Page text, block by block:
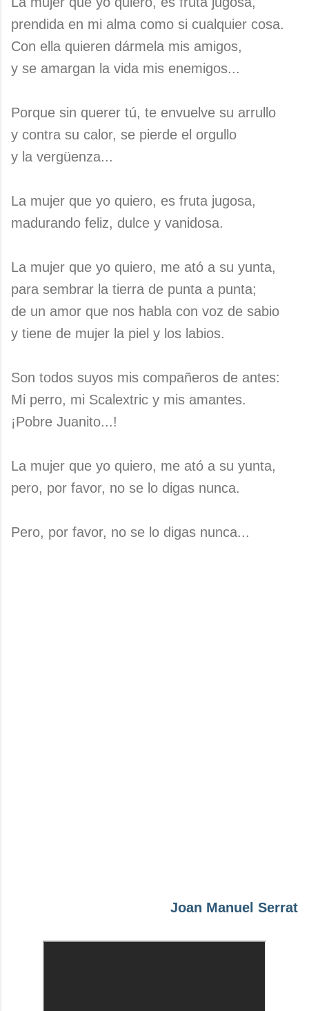
prendida en mi alma como si cualquier cosa.
Con ella quieren dármela mis amigos,
y se amargan la vida mis enemigos...
Porque sin querer tú, te envuelve su arrullo
y contra su calor, se pierde el orgullo
y la vergüenza...
La mujer que yo quiero, es fruta jugosa,
madurando feliz, dulce y vanidosa.
La mujer que yo quiero, me ató a su yunta,
para sembrar la tierra de punta a punta;
de un amor que nos habla con voz de sabio
y tiene de mujer la piel y los labios.
Son todos suyos mis compañeros de antes:
Mi perro, mi Scalextric y mis amantes.
¡Pobre Juanito...!
La mujer que yo quiero, me ató a su yunta,
pero, por favor, no se lo digas nunca.
Pero, por favor, no se lo digas nunca...
Joan Manuel Serrat